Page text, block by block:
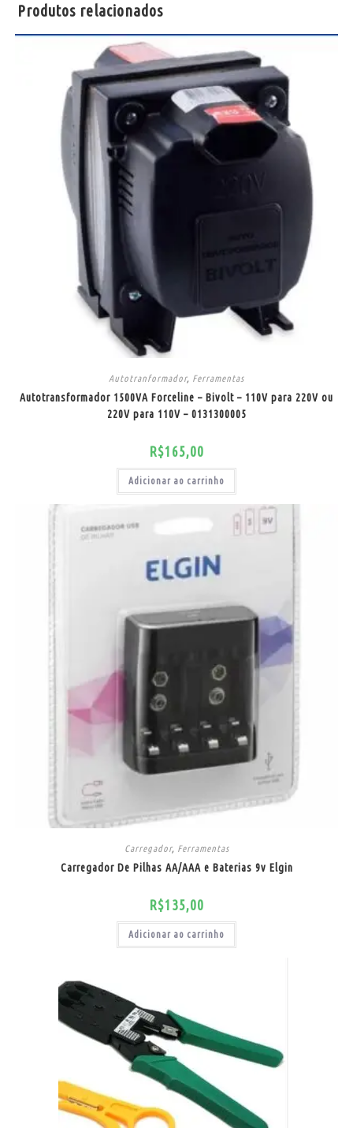
Produtos relacionados
Autotranformador, Ferramentas
Autotransformador 1500VA Forceline – Bivolt – 110V para 220V ou
220V para 110V – 0131300005
R$165,00
Adicionar ao carrinho
Carregador, Ferramentas
Carregador De Pilhas AA/AAA e Baterias 9v Elgin
R$135,00
Adicionar ao carrinho